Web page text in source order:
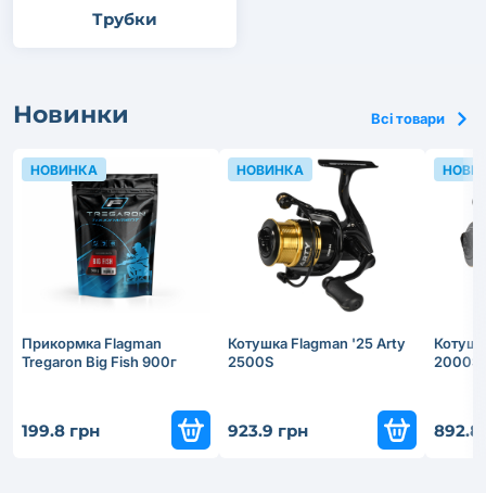
Трубки
Новинки Всі товари
Прикормка Flagman
Tregaron Big Fish 900г
199.8 грн
НОВИНКА
Котушка Flagman '25 Arty
2500S
923.9 грн
НОВИНКА
2000S
892.8